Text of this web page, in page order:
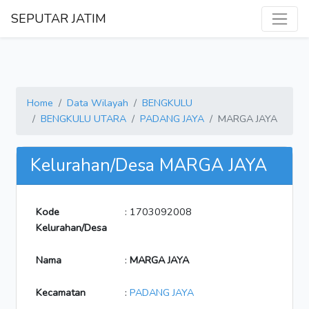
SEPUTAR JATIM
Home Data Wilayah
BENGKULU
BENGKULU UTARA
PADANG JAYA MARGA JAYA
Kelurahan/Desa MARGA JAYA
Kode
Kelurahan/Desa
: 1703092008
Nama : MARGA JAYA
Kecamatan : PADANG JAYA